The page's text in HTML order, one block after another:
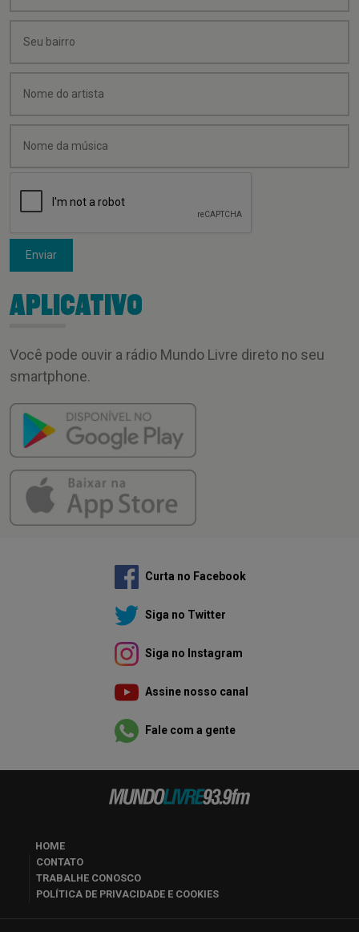
Enviar
APLICATIVO
Você pode ouvir a rádio Mundo Livre direto no seu
smartphone.
Curta no Facebook
Siga no Twitter
Siga no Instagram
Assine nosso canal
Fale com a gente
HOME
CONTATO
TRABALHE CONOSCO
POLÍTICA DE PRIVACIDADE E COOKIES